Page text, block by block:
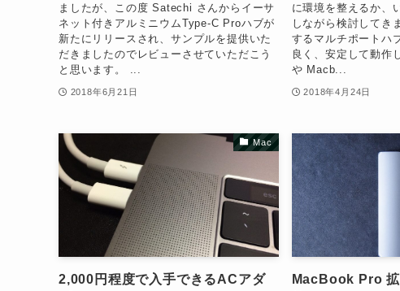
ましたが、この度 Satechi さんからイーサ
ネット付きアルミニウムType-C Proハブが
新たにリリースされ、サンプルを提供いた
だきましたのでレビューさせていただこう
と思います。 ...
2018年6月21日
に環境を整えるか、
しながら検討してき
するマルチポートハ
良く、安定して動作
や Macb...
2018年4月24日
Mac
2,000円程度で入手できるACアダ
MacBook Pro